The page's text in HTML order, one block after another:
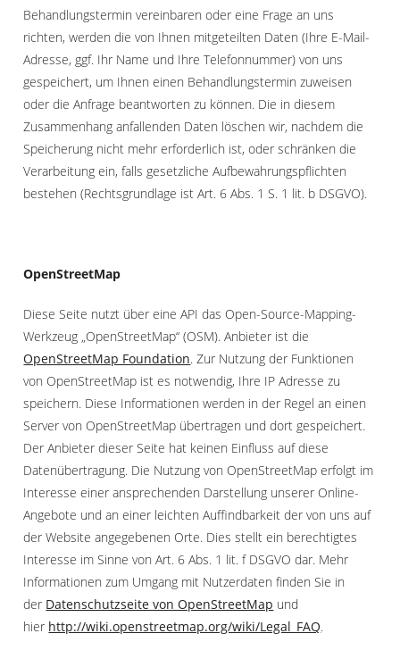
Behandlungstermin vereinbaren oder eine Frage an uns
richten, werden die von Ihnen mitgeteilten Daten (Ihre E-Mail-
Adresse, ggf. Ihr Name und Ihre Telefonnummer) von uns
gespeichert, um Ihnen einen Behandlungstermin zuweisen
oder die Anfrage beantworten zu können. Die in diesem
Zusammenhang anfallenden Daten löschen wir, nachdem die
Speicherung nicht mehr erforderlich ist, oder schränken die
Verarbeitung ein, falls gesetzliche Aufbewahrungspflichten
bestehen (Rechtsgrundlage ist Art. 6 Abs. 1 S. 1 lit. b DSGVO).
OpenStreetMap
Diese Seite nutzt über eine API das Open-Source-Mapping-
Werkzeug „OpenStreetMap“ (OSM). Anbieter ist die
OpenStreetMap Foundation. Zur Nutzung der Funktionen
von OpenStreetMap ist es notwendig, Ihre IP Adresse zu
speichern. Diese Informationen werden in der Regel an einen
Server von OpenStreetMap übertragen und dort gespeichert.
Der Anbieter dieser Seite hat keinen Einfluss auf diese
Datenübertragung. Die Nutzung von OpenStreetMap erfolgt im
Interesse einer ansprechenden Darstellung unserer Online-
Angebote und an einer leichten Auffindbarkeit der von uns auf
der Website angegebenen Orte. Dies stellt ein berechtigtes
Interesse im Sinne von Art. 6 Abs. 1 lit. f DSGVO dar. Mehr
Informationen zum Umgang mit Nutzerdaten finden Sie in
der Datenschutzseite von OpenStreetMap und
hier http://wiki.openstreetmap.org/wiki/Legal_FAQ.